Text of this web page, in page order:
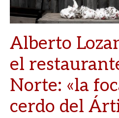
Alberto
el
Norte: «la
cerdo del